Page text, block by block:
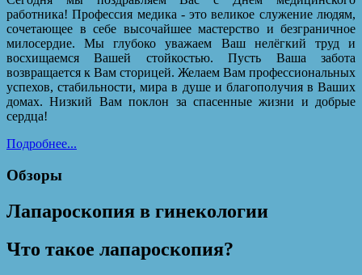
работника! Профессия медика - это великое служение людям,
сочетающее в себе высочайшее мастерство и безграничное
милосердие. Мы глубоко уважаем Ваш нелёгкий труд и
восхищаемся Вашей стойкостью. Пусть Ваша забота
возвращается к Вам сторицей. Желаем Вам профессиональных
успехов, стабильности, мира в душе и благополучия в Ваших
домах. Низкий Вам поклон за спасенные жизни и добрые
сердца!
Подробнее...
Обзоры
Лапароскопия в гинекологии
Что такое лапароскопия?